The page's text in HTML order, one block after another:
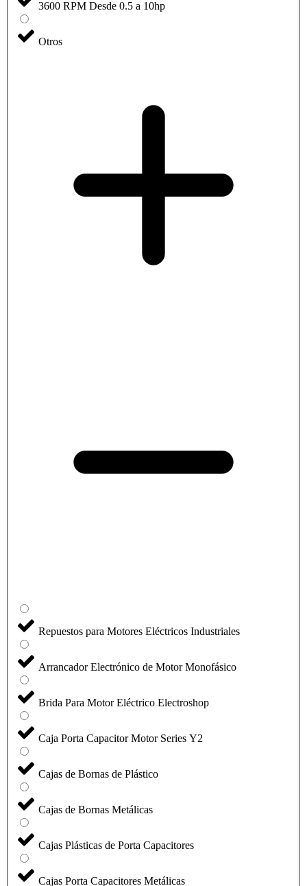
3600 RPM Desde 0.5 a 10hp
Otros
Repuestos para Motores Eléctricos Industriales
Arrancador Electrónico de Motor Monofásico
Brida Para Motor Eléctrico Electroshop
Caja Porta Capacitor Motor Series Y2
Cajas de Bornas de Plástico
Cajas de Bornas Metálicas
Cajas Plásticas de Porta Capacitores
Cajas Porta Capacitores Metálicas